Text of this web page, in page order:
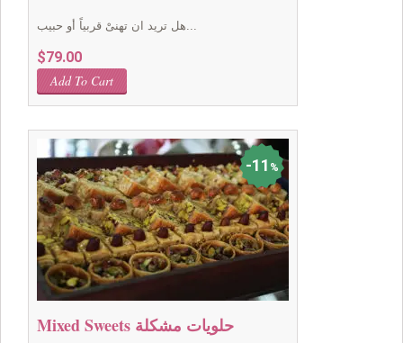
هل تريد ان تهنىْ قربياً أو حبيب...
$79.00
Add To Cart
11%
Mixed Sweets حلويات مشكلة